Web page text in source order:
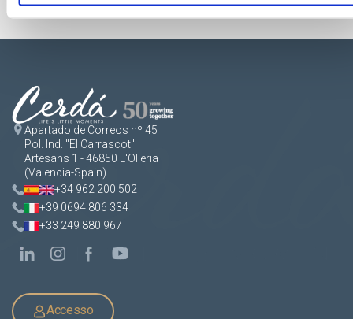
Apartado de Correos nº 45
Pol. Ind. "El Carrascot"
Artesans 1 - 46850 L'Olleria
(Valencia-Spain)
+34 962 200 502
+39 0694 806 334
+33 249 880 967
Accesso